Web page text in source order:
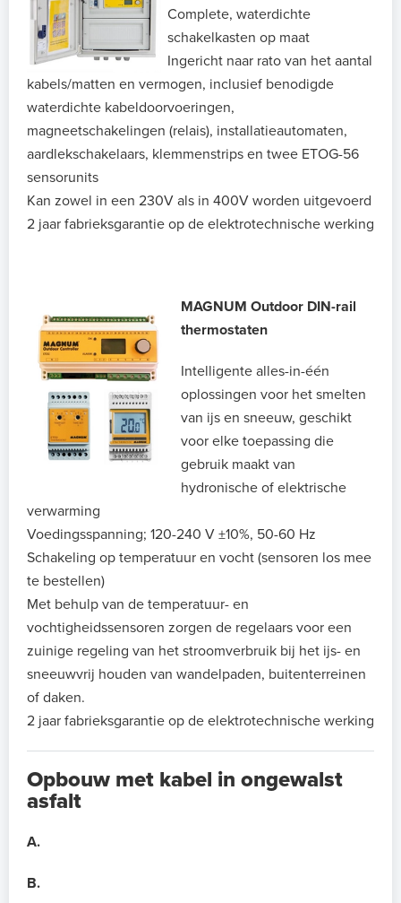
Complete, waterdichte
schakelkasten op maat
Ingericht naar rato van het aantal
kabels/matten en vermogen, inclusief benodigde
waterdichte kabeldoorvoeringen,
magneetschakelingen (relais), installatieautomaten,
aardlekschakelaars, klemmenstrips en twee ETOG-56
sensorunits
Kan zowel in een 230V als in 400V worden uitgevoerd
2 jaar fabrieksgarantie op de elektrotechnische werking
MAGNUM Outdoor DIN-rail
thermostaten
Intelligente alles-in-één
oplossingen voor het smelten
van ijs en sneeuw, geschikt
voor elke toepassing die
gebruik maakt van
hydronische of elektrische
verwarming
Voedingsspanning; 120-240 V ±10%, 50-60 Hz
Schakeling op temperatuur en vocht (sensoren los mee
te bestellen)
Met behulp van de temperatuur- en
vochtigheidssensoren zorgen de regelaars voor een
zuinige regeling van het stroomverbruik bij het ijs- en
sneeuwvrij houden van wandelpaden, buitenterreinen
of daken.
2 jaar fabrieksgarantie op de elektrotechnische werking
Opbouw met kabel in ongewalst
asfalt
A.
B.